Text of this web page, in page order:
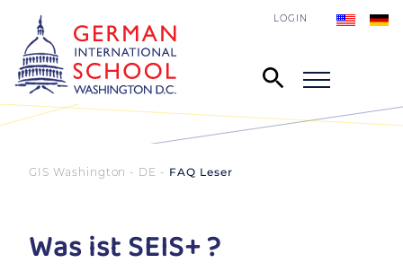
LOGIN
GIS Washington - DE FAQ Leser
Was ist SEIS+ ?